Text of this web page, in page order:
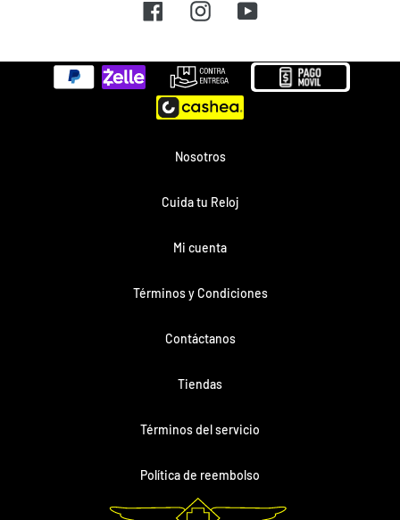
FacebookInstagramYouTube
Métodos
de
Nosotros
Cuida tu Reloj
Mi cuenta
Términos y Condiciones
Contáctanos
Tiendas
Términos del servicio
Política de reembolso